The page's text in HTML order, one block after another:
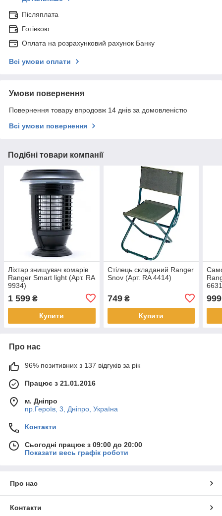
Післяплата
Готівкою
Оплата на розрахунковий рахунок Банку
Всі умови оплати
Умови повернення
Повернення товару впродовж 14 днів за домовленістю
Всі умови повернення
Подібні товари компанії
Ліхтар знищувач комарів
Ranger Smart light (Арт. RA
9934)
1 599 ₴
Купити
Стілець складаний Ranger
Snov (Арт. RA 4414)
749₴
Купити
999
Про нас
96% позитивних з 137 відгуків за рік
Працює з 21.01.2016
м. Дніпро
пр.Героїв, 3, Дніпро, Україна
Контакти
Сьогодні працює з 09:00 до 20:00
Показати весь графік роботи
Про нас
Контакти